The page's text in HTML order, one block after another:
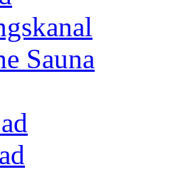
Sauna